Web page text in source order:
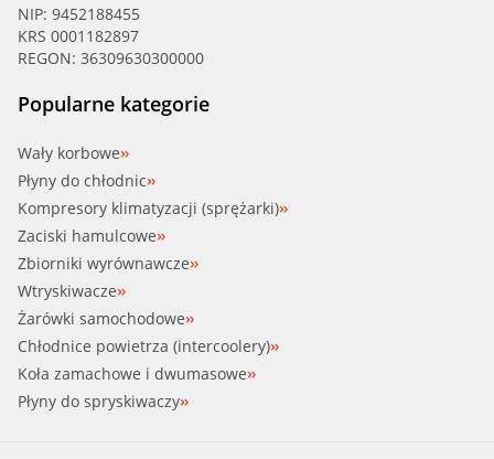
NIP: 9452188455
KRS 0001182897
REGON: 36309630300000
Popularne kategorie
Wały korbowe
Płyny do chłodnic
Kompresory klimatyzacji (sprężarki)
Zaciski hamulcowe
Zbiorniki wyrównawcze
Wtryskiwacze
Żarówki samochodowe
Chłodnice powietrza (intercoolery)
Koła zamachowe i dwumasowe
Płyny do spryskiwaczy